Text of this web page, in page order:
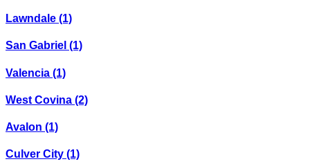
Lawndale (1)
San Gabriel (1)
Valencia (1)
West Covina (2)
Avalon (1)
Culver City (1)